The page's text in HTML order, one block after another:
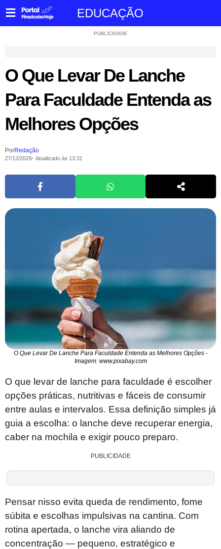
EDUCAÇÃO
PUBLICIDADE
O Que Levar De Lanche
Para Faculdade Entenda as
Melhores Opções
PorRedação
27/12/2025 Atualizado às 13:31
O Que Levar De Lanche Para Faculdade Entenda as Melhores Opções -
Imagem: www.pixabay.com
O que levar de lanche para faculdade é escolher
opções práticas, nutritivas e fáceis de consumir
entre aulas e intervalos. Essa definição simples já
guia a escolha: o lanche deve recuperar energia,
caber na mochila e exigir pouco preparo.
PUBLICIDADE
Pensar nisso evita queda de rendimento, fome
súbita e escolhas impulsivas na cantina. Com
rotina apertada, o lanche vira aliando de
concentração — pequeno, estratégico e